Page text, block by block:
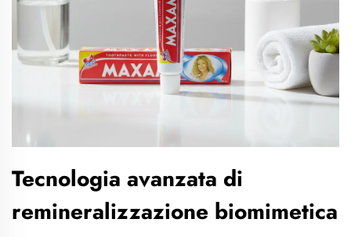
Tecnologia avanzata di
remineralizzazione biomimetica